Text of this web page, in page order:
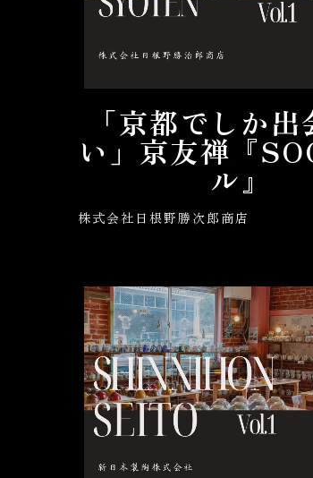
「京都でしか出
い」京友禅『
ル』
株式会社日根野勝次郎商店